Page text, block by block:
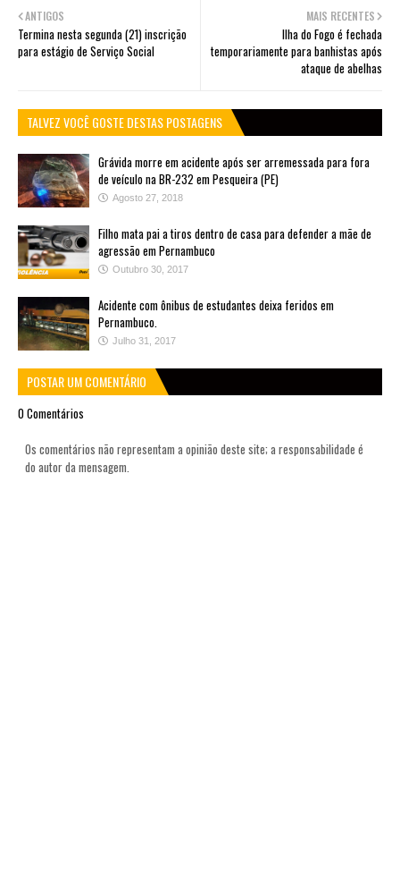
MAIS RECENTES
Ilha do Fogo é fechada
temporariamente para banhistas após
ataque de abelhas
ANTIGOS
Termina nesta segunda (21) inscrição
para estágio de Serviço Social
TALVEZ VOCÊ GOSTE DESTAS POSTAGENS
Grávida morre em acidente após ser arremessada para fora
de veículo na BR-232 em Pesqueira (PE)
Agosto 27, 2018
Filho mata pai a tiros dentro de casa para defender a mãe de
agressão em Pernambuco
Outubro 30, 2017
Acidente com ônibus de estudantes deixa feridos em
Pernambuco.
Julho 31, 2017
POSTAR UM COMENTÁRIO
0 Comentários
Os comentários não representam a opinião deste site; a responsabilidade é
do autor da mensagem.